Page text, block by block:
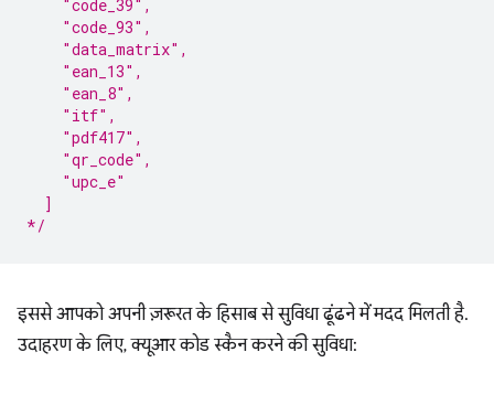
    "code_39",
    "code_93",
    "data_matrix",
    "ean_13",
    "ean_8",
    "itf",
    "pdf417",
    "qr_code",
    "upc_e"
  ]
*/
इससे आपको अपनी ज़रूरत के हिसाब से सुविधा ढूंढने में मदद मिलती है.
उदाहरण के लिए, क्यूआर कोड स्कैन करने की सुविधा: